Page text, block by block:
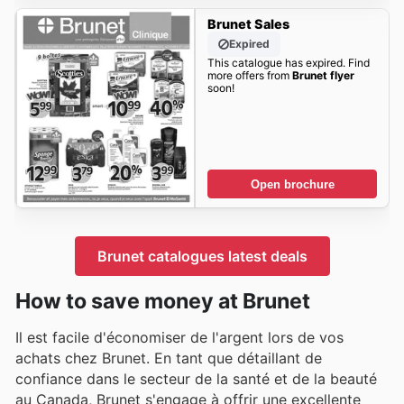
Brunet Sales
Expired
This catalogue has expired. Find
more offers from Brunet flyer
soon!
Open brochure
Brunet catalogues latest deals
How to save money at Brunet
Il est facile d'économiser de l'argent lors de vos
achats chez Brunet. En tant que détaillant de
confiance dans le secteur de la santé et de la beauté
au Canada, Brunet s'engage à offrir une excellente